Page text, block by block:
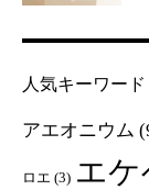
人気キーワード
アエオニウム
ロエ (3) エケ